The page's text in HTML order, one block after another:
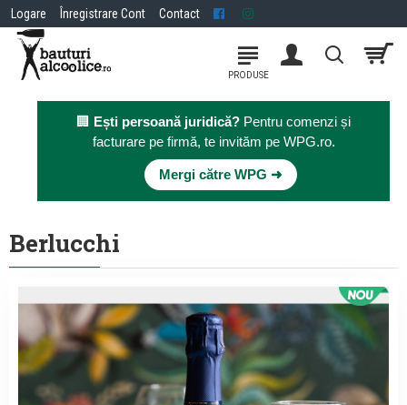
Logare Înregistrare Cont Contact
🏢 Ești persoană juridică? Pentru comenzi și
facturare pe firmă, te invităm pe WPG.ro.
Mergi către WPG ➜
Berlucchi